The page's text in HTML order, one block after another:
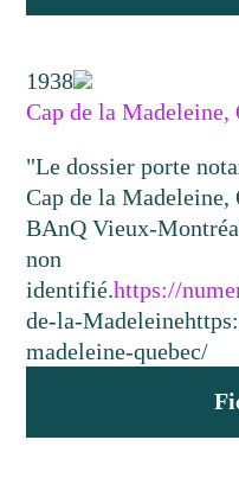
1938
Cap de la Madeleine,
"Le dossier porte
Cap de la Madeleine,
BAnQ Vieux-
non
identifié.https://
de-la-Madeleine
madeleine-quebec/